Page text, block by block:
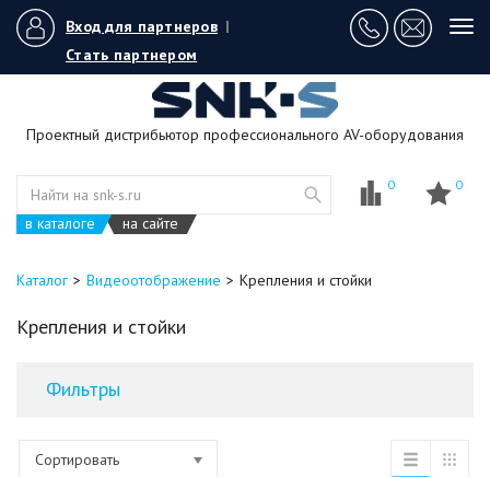
Вход для партнеров |
Стать партнером
Проектный дистрибьютор профессионального AV-оборудования
в каталоге на сайте
0 0
Каталог Видеоотображение Крепления и стойки
Крепления и стойки
Фильтры
Сортировать